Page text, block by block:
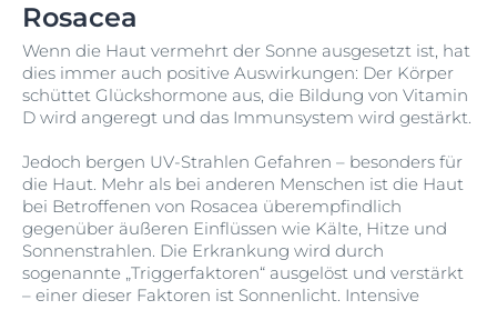
Rosacea
Wenn die Haut vermehrt der Sonne ausgesetzt ist, hat
dies immer auch positive Auswirkungen: Der Körper
schüttet Glückshormone aus, die Bildung von Vitamin
D wird angeregt und das Immunsystem wird gestärkt.
Jedoch bergen UV-Strahlen Gefahren – besonders für
die Haut. Mehr als bei anderen Menschen ist die Haut
bei Betroffenen von Rosacea überempfindlich
gegenüber äußeren Einflüssen wie Kälte, Hitze und
Sonnenstrahlen. Die Erkrankung wird durch
sogenannte „Triggerfaktoren“ ausgelöst und verstärkt
– einer dieser Faktoren ist Sonnenlicht. Intensive